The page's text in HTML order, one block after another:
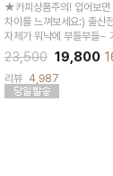
★카피상품주의! 입어보
차이를 느껴보세요:) 출산
자체가 워낙에 부들부들~
23,500 19,800
리뷰 4,987